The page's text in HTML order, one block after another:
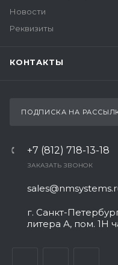
Новости
Реквизиты
КОНТАКТЫ
ПОДПИСКА НА
+7 (812) 718-13-18
ЗАКАЗАТЬ ЗВОНОК
г. Санкт-
литера А, пом. 1Н